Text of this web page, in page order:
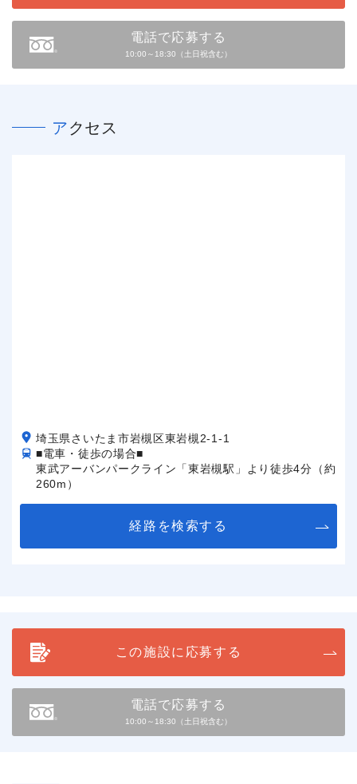
電話で応募する
10:00～18:30（土日祝含む）
アクセス
埼玉県さいたま市岩槻区東岩槻2-1-1
■電車・徒歩の場合■
東武アーバンパークライン「東岩槻駅」より徒歩4分（約
260m）
経路を検索する
この施設に応募する
電話で応募する
10:00～18:30（土日祝含む）